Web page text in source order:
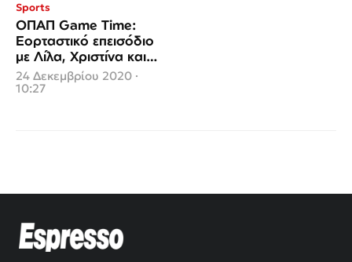
Sports
ΟΠΑΠ Game Time:
Εορταστικό επεισόδιο
με Λίλα, Χριστίνα και
Δώρα
24 Δεκεμβρίου 2020 ·
10:27